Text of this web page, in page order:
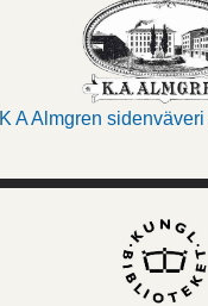
K A Almgren